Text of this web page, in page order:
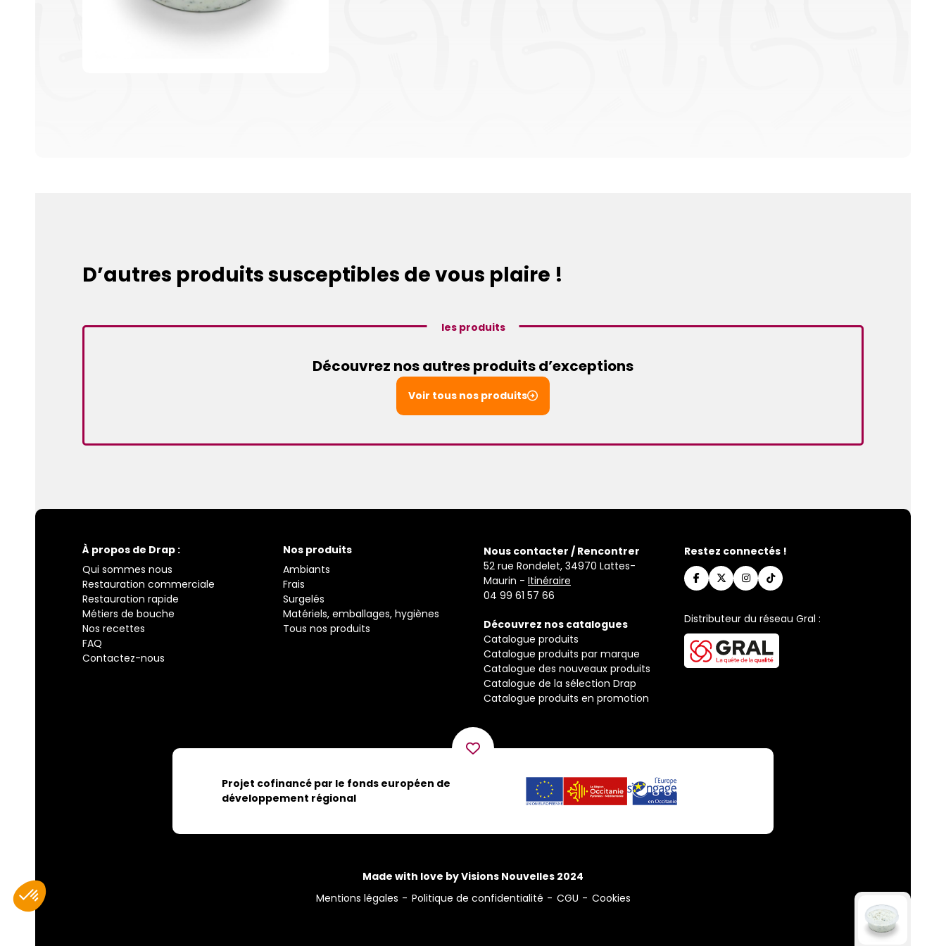
D’autres produits susceptibles de vous plaire !
les produits
Découvrez nos autres produits d’exceptions
Voir tous nos produits
À propos de Drap :
Qui sommes nous
Restauration commerciale
Restauration rapide
Métiers de bouche
Nos recettes
FAQ
Contactez-nous
Nos produits
Ambiants
Frais
Surgelés
Matériels, emballages, hygiènes
Tous nos produits
Nous contacter / Rencontrer
52 rue Rondelet, 34970 Lattes-
Maurin - Itinéraire
04 99 61 57 66
Découvrez nos catalogues
Catalogue produits
Catalogue produits par marque
Catalogue des nouveaux produits
Catalogue de la sélection Drap
Catalogue produits en promotion
Restez connectés !
Distributeur du réseau Gral :
Projet cofinancé par le fonds européen de
développement régional
Made with love by Visions Nouvelles 2024
Mentions légales
Politique de confidentialité CGU Cookies